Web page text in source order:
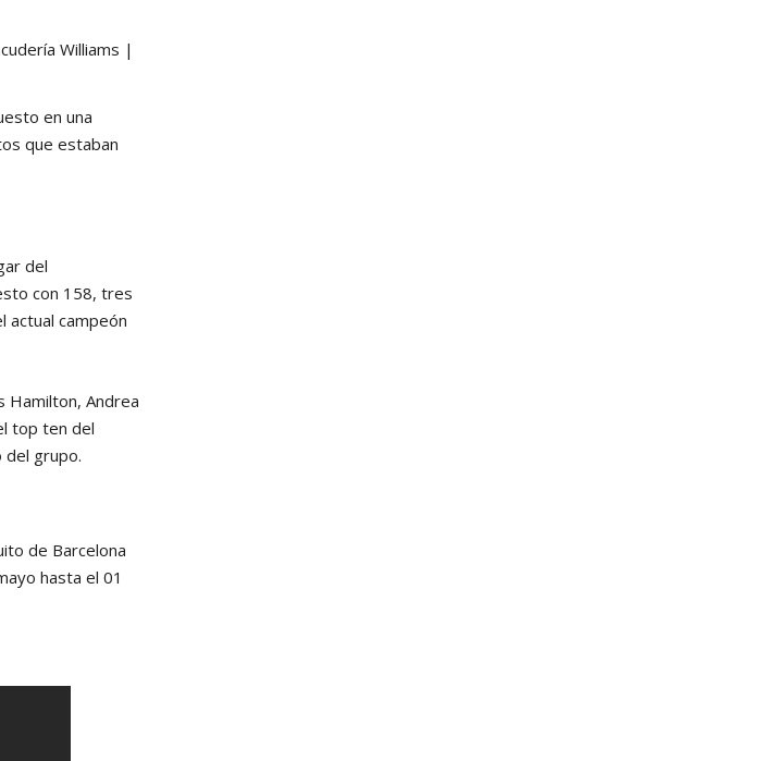
Williams |
en una
que estaban
del
con 158, tres
actual campeón
Hamilton, Andrea
top ten del
grupo.
de Barcelona
hasta el 01